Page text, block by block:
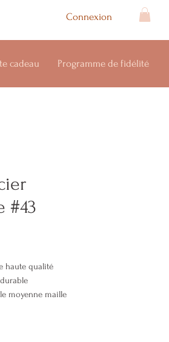
Connexion
cadeau Programme de fidélité
#43
haute qualité
moyenne maille